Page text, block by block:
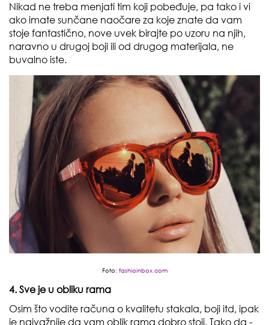
Nikad ne treba menjati tim koji pobeđuje, pa tako i vi
ako imate sunčane naočare za koje znate da vam
stoje fantastično, nove uvek birajte po uzoru na njih,
naravno u drugoj boji ili od drugog materijala, ne
buvalno iste.
Foto: fashioinbox.com
4. Sve je u obliku rama
Osim što vodite računa o kvalitetu stakala, boji itd, ipak
je najvažnije da vam oblik rama dobro stoji. Tako da -